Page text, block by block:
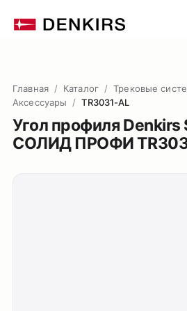
Главная / Каталог / Трековые
Аксессуары
/ TR3031-AL
Угол профиля Denkirs
СОЛИД ПРОФИ